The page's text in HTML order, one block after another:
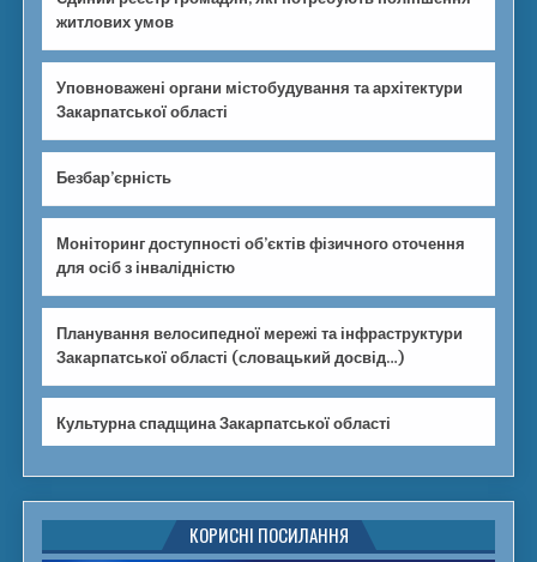
житлових умов
Уповноважені органи містобудування та архітектури
Закарпатської області
Безбар’єрність
Моніторинг доступності об’єктів фізичного оточення
для осіб з інвалідністю
Планування велосипедної мережі та інфраструктури
Закарпатської області (словацький досвід…)
Культурна спадщина Закарпатської області
КОРИСНІ ПОСИЛАННЯ